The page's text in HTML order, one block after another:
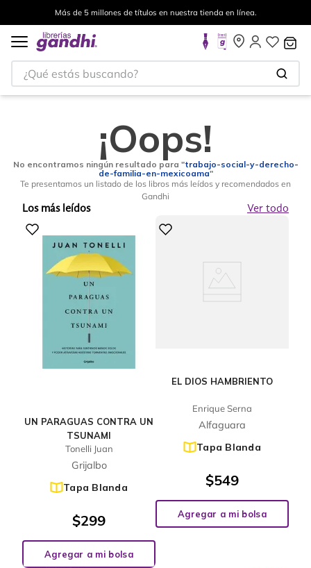
Más de 5 millones de títulos en nuestra tienda en línea.
¿Qué estás buscando?
¡Oops!
No encontramos ningún resultado para "trabajo-social-y-derecho-
de-familia-en-mexicoama"
Te presentamos un listado de los libros más leídos y recomendados en
Gandhi
Los más leídos Ver todo
UN PARAGUAS CONTRA UN
TSUNAMI
Tonelli Juan
Grijalbo
Tapa Blanda
$299
Agregar a mi bolsa
EL DIOS HAMBRIENTO
Enrique Serna
Alfaguara
Tapa Blanda
$549
Agregar a mi bolsa